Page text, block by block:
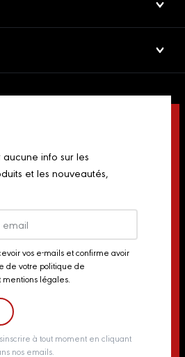
info sur les
et les nouveautés,
vos e-mails et confirme avoir
de votre politique de
légales.
à tout moment en cliquant
nos emails.